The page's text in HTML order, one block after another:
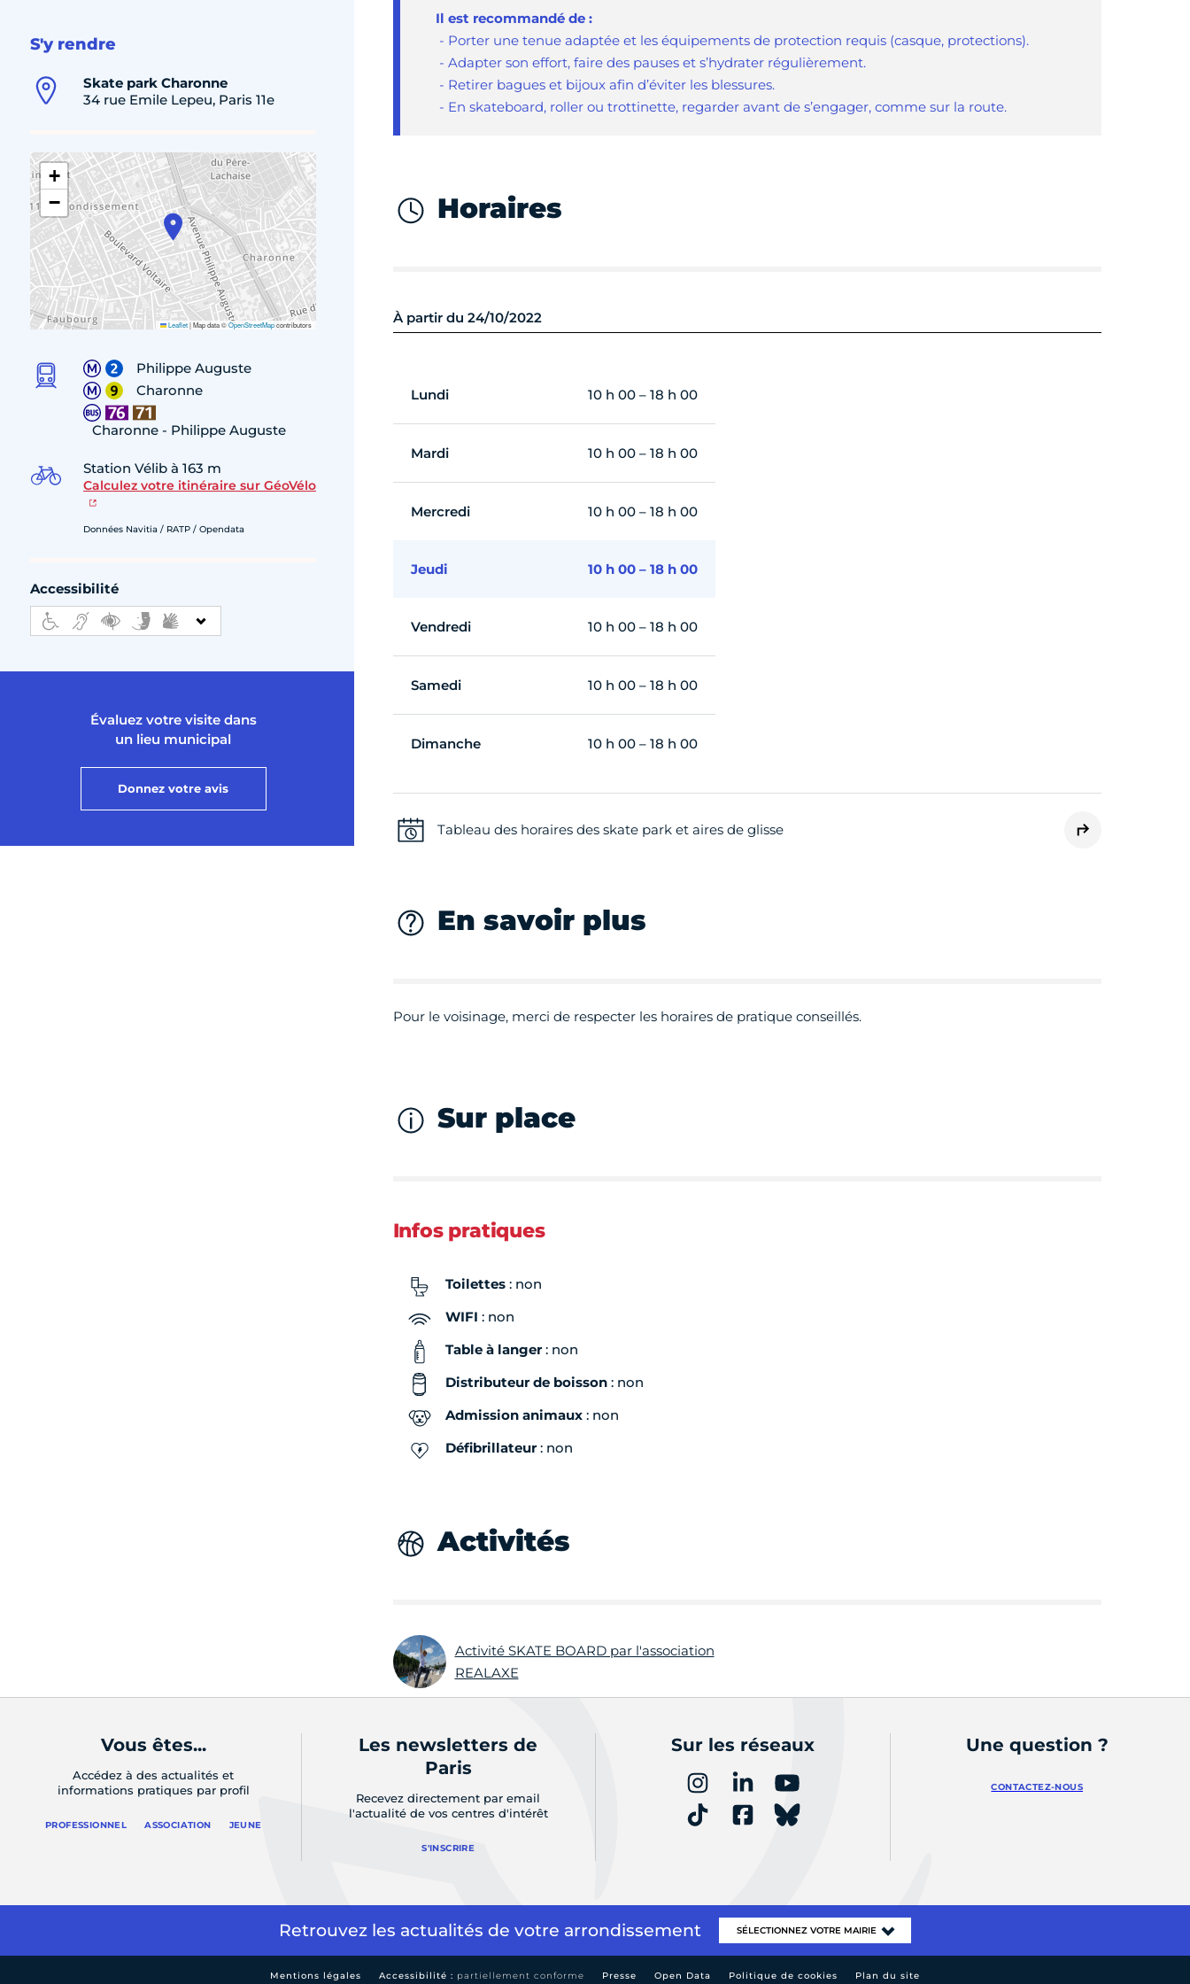
S'y rendre
Skate park Charonne
34 rue Emile Lepeu, Paris 11e
+
−
Leaflet|Map data ©OpenStreetMapcontributors
Philippe Auguste
Charonne
Charonne - Philippe Auguste
Station Vélib à 163 m
Calculez votre itinéraire sur GéoVélo
Données Navitia / RATP / Opendata
Accessibilité
Évaluez votre visite dans
un lieu municipal
Donnez votre avis
Il est recommandé de :
- Porter une tenue adaptée et les équipements de protection requis (casque, protections).
- Adapter son effort, faire des pauses et s’hydrater régulièrement.
- Retirer bagues et bijoux afin d’éviter les blessures.
- En skateboard, roller ou trottinette, regarder avant de s’engager, comme sur la route.
Horaires
À partir du 24/10/2022
Lundi 10 h 00 – 18 h 00
Mardi 10 h 00 – 18 h 00
Mercredi 10 h 00 – 18 h 00
Jeudi 10 h 00 – 18 h 00
Vendredi 10 h 00 – 18 h 00
Samedi 10 h 00 – 18 h 00
Dimanche 10 h 00 – 18 h 00
Tableau des horaires des skate park et aires de glisse
En savoir plus
Pour le voisinage, merci de respecter les horaires de pratique conseillés.
Sur place
Infos pratiques
Toilettes: non
WIFI : non
Table à langer: non
Distributeur de boisson: non
Admission animaux: non
Défibrillateur: non
Activités
Activité SKATE BOARD par l'association
REALAXE
Vous êtes...
Accédez à des actualités et
informations pratiques par profil
PROFESSIONNEL ASSOCIATION JEUNE
Les newsletters de
Paris
Recevez directement par email
l'actualité de vos centres d'intérêt
S'INSCRIRE
Sur les réseaux Une question ?
CONTACTEZ-NOUS
Retrouvez les actualités de votre arrondissement
Mentions légales Accessibilité : partiellement conforme Presse Open Data Politique de cookies Plan du site